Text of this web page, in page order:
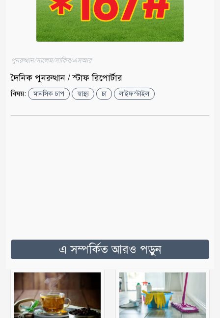
পুনরুত্থান/সালেম/সাকিব/এসআর
দৈনিক পুনরুত্থান / স্টাফ রিপোর্টার
বিষয়: মানসিক চাপ স্বাস্থ্য চা লাইফস্টাইল
এ সম্পর্কিত আরও পড়ুন